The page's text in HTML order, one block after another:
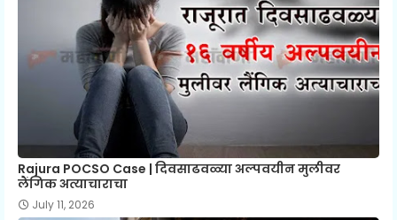
Rajura POCSO Case | दिवसाढवळ्या अल्पवयीन मुलीवर
लैंगिक अत्याचाराचा
July 11, 2026